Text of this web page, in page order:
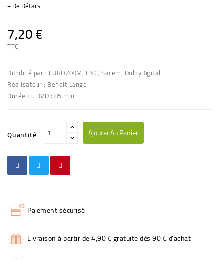
+ De Détails
7,20 €
TTC
Ditribué par : EUROZ00M, CNC, Sacem, DolbyDigital
Réalisateur : Benoit Lange
Durée du DVD : 85 min
Quantité Ajouter Au Panier
Paiement sécurisé
Livraison à partir de 4,90 € gratuite dès 90 € d'achat